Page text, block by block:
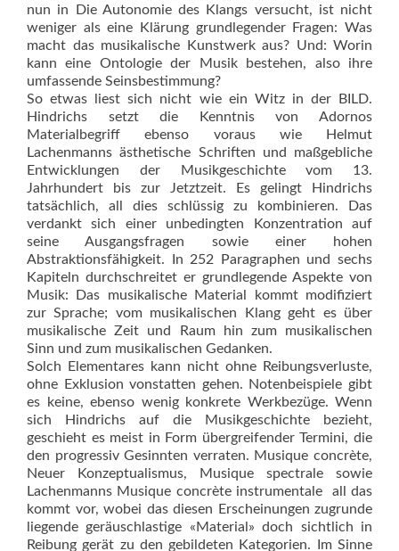
nun in Die Autonomie des Klangs versucht, ist nicht
weniger als eine Klärung grundlegender Fragen: Was
macht das musikalische Kunstwerk aus? Und: Worin
kann eine Ontologie der Musik bestehen, also ihre
umfassende Seinsbestimmung?
So etwas liest sich nicht wie ein Witz in der BILD.
Hindrichs setzt die Kenntnis von Adornos
Materialbegriff ebenso voraus wie Helmut
Lachenmanns ästhetische Schriften und maßgebliche
Entwicklungen der Musikgeschichte vom 13.
Jahrhundert bis zur Jetztzeit. Es gelingt Hindrichs
tatsächlich, all dies schlüssig zu kombinieren. Das
verdankt sich einer unbedingten Konzentration auf
seine Ausgangsfragen sowie einer ho­hen
Abstraktionsfähigkeit. In 252 Paragraphen und sechs
Kapiteln durchschreitet er grundlegende Aspekte von
Musik: Das musikalische Material kommt modifiziert
zur Sprache; vom musikalischen Klang geht es über
musikalische Zeit und Raum hin zum musikalischen
Sinn und zum musikalischen Gedanken.
Solch Elementares kann nicht ohne Reibungsverluste,
ohne Exklusion vonstatten gehen. Notenbeispiele gibt
es keine, ebenso wenig konkrete Werkbezüge. Wenn
sich Hindrichs auf die Musikgeschichte bezieht,
geschieht es meist in Form übergreifender Termini, die
den progressiv Gesinnten verraten. Musique concrète,
Neuer Konzeptualismus, Musique spectrale sowie
Lachenmanns Musique concrète instrumentale  all das
kommt vor, wobei das diesen Erscheinungen zugrunde
liegende geräuschlastige «Material» doch sichtlich in
Reibung gerät zu den gebildeten Kategorien. Im Sinne